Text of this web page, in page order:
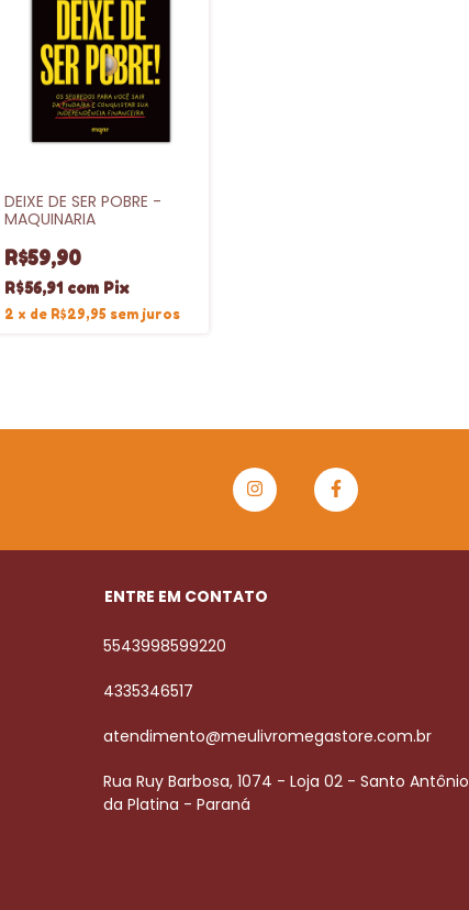
DEIXE DE SER POBRE -
MAQUINARIA
R$59,90
R$56,91 com Pix
2 x de R$29,95 sem juros
ENTRE EM CONTATO
5543998599220
4335346517
atendimento@meulivromegastore.com.br
Rua Ruy Barbosa, 1074 - Loja 02 - Santo Antônio
da Platina - Paraná